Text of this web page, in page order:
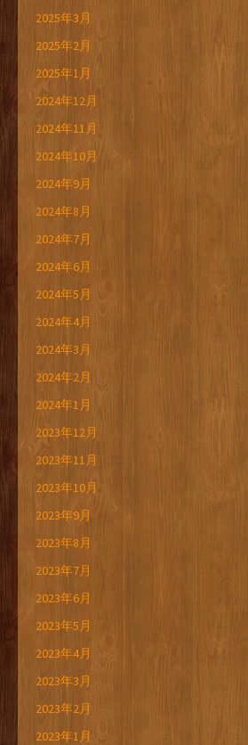
2025年3月
2025年2月
2025年1月
2024年12月
2024年11月
2024年10月
2024年9月
2024年8月
2024年7月
2024年6月
2024年5月
2024年4月
2024年3月
2024年2月
2024年1月
2023年12月
2023年11月
2023年10月
2023年9月
2023年8月
2023年7月
2023年6月
2023年5月
2023年4月
2023年3月
2023年2月
2023年1月